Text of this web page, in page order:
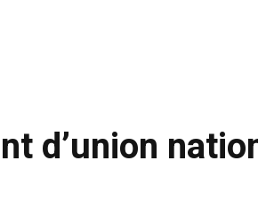
d’union